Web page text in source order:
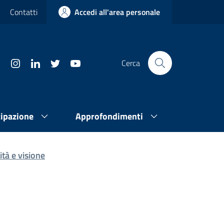
Contatti Accedi all'area personale
Cerca
Approfondimenti
e visione